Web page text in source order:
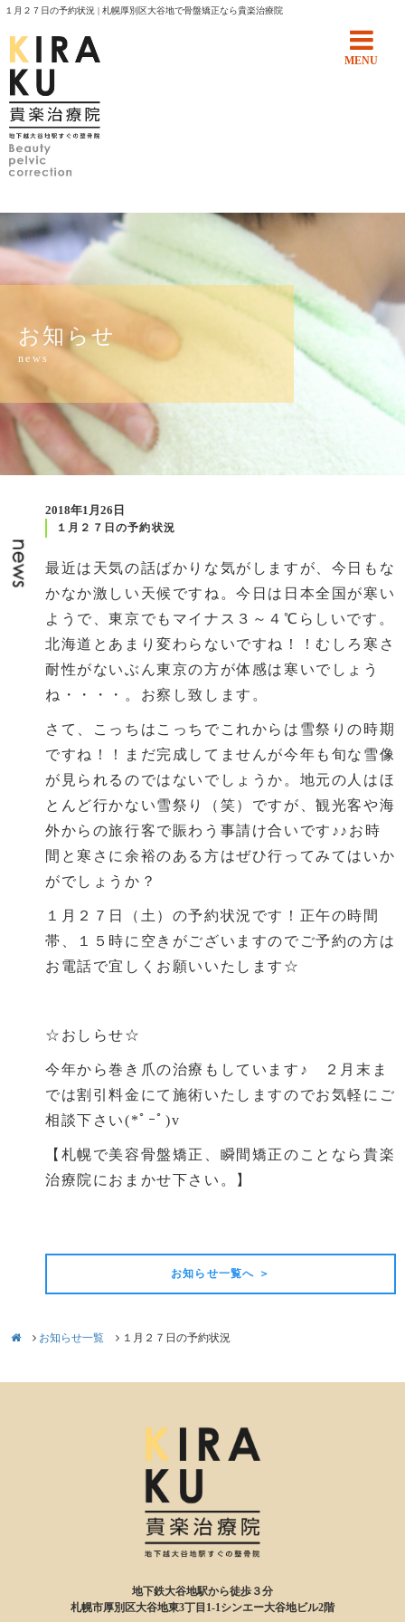
１月２７日の予約状況 | 札幌厚別区大谷地で骨盤矯正なら貴楽治療院
MENU
お知らせ
news
2018年1月26日
１月２７日の予約状況
最近は天気の話ばかりな気がしますが、今日もな
かなか激しい天候ですね。今日は日本全国が寒い
ようで、東京でもマイナス３～４℃らしいです。
北海道とあまり変わらないですね！！むしろ寒さ
耐性がないぶん東京の方が体感は寒いでしょう
ね・・・・。お察し致します。
さて、こっちはこっちでこれからは雪祭りの時期
ですね！！まだ完成してませんが今年も旬な雪像
が見られるのではないでしょうか。地元の人はほ
とんど行かない雪祭り（笑）ですが、観光客や海
外からの旅行客で賑わう事請け合いです♪♪お時
間と寒さに余裕のある方はぜひ行ってみてはいか
がでしょうか？
１月２７日（土）の予約状況です！正午の時間
帯、１５時に空きがございますのでご予約の方は
お電話で宜しくお願いいたします☆
☆おしらせ☆
今年から巻き爪の治療もしています♪ ２月末ま
では割引料金にて施術いたしますのでお気軽にご
相談下さい(*ﾟｰﾟ)v
【札幌で美容骨盤矯正、瞬間矯正のことなら貴楽
治療院におまかせ下さい。】
お知らせ一覧へ ＞
お知らせ一覧 １月２７日の予約状況
地下鉄大谷地駅から徒歩３分
札幌市厚別区大谷地東3丁目1-1シンエー大谷地ビル2階